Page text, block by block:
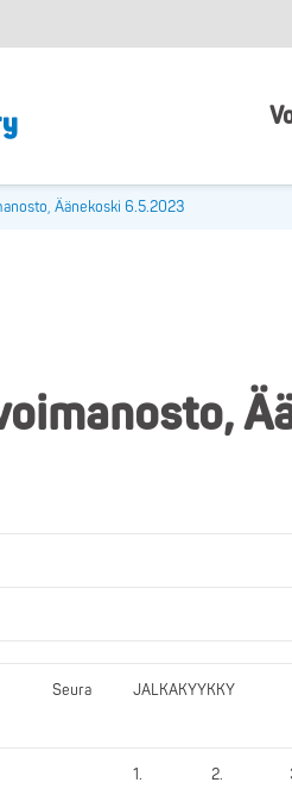
Äänekoski 6.5.2023
Seura JALKAKYYKKY
1. 2.